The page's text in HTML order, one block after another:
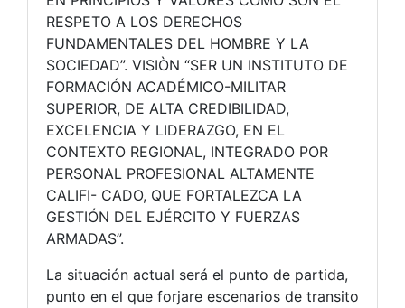
RESPETO A LOS DERECHOS
FUNDAMENTALES DEL HOMBRE Y LA
SOCIEDAD”. VISIÒN “SER UN INSTITUTO DE
FORMACIÓN ACADÉMICO-MILITAR
SUPERIOR, DE ALTA CREDIBILIDAD,
EXCELENCIA Y LIDERAZGO, EN EL
CONTEXTO REGIONAL, INTEGRADO POR
PERSONAL PROFESIONAL ALTAMENTE
CALIFI- CADO, QUE FORTALEZCA LA
GESTIÓN DEL EJÉRCITO Y FUERZAS
ARMADAS”.
La situación actual será el punto de partida,
punto en el que forjare escenarios de transito